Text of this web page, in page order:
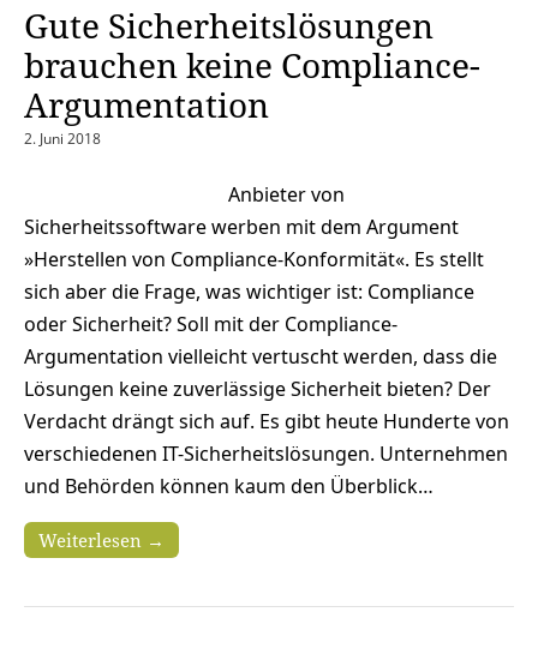
Gute Sicherheitslösungen
brauchen keine Compliance-
Argumentation
2. Juni 2018
Anbieter von
Sicherheitssoftware werben mit dem Argument
»Herstellen von Compliance-Konformität«. Es stellt
sich aber die Frage, was wichtiger ist: Compliance
oder Sicherheit? Soll mit der Compliance-
Argumentation vielleicht vertuscht werden, dass die
Lösungen keine zuverlässige Sicherheit bieten? Der
Verdacht drängt sich auf. Es gibt heute Hunderte von
verschiedenen IT-Sicherheitslösungen. Unternehmen
und Behörden können kaum den Überblick…
Weiterlesen →